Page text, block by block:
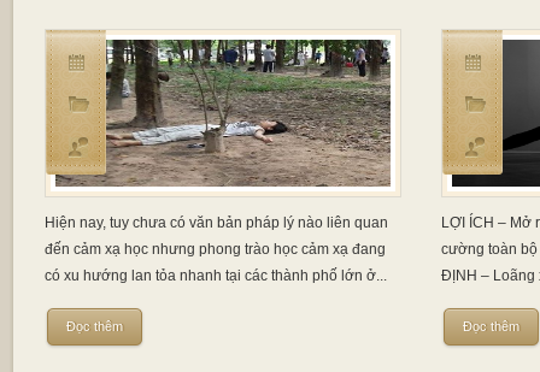
Hiện nay, tuy chưa có văn bản pháp lý nào liên quan
đến cảm xạ học nhưng phong trào học cảm xạ đang
có xu hướng lan tỏa nhanh tại các thành phố lớn ở...
Đọc thêm
LỢI ÍCH – Mở
cường toàn bộ
ĐỊNH – Loãng
Đọc thêm